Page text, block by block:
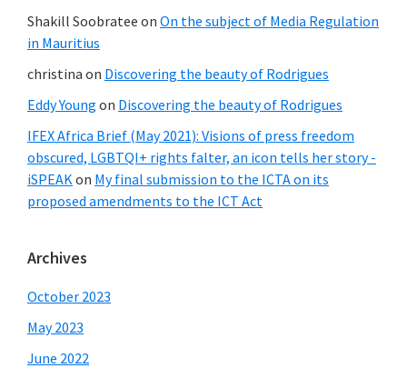
Shakill Soobratee on On the subject of Media Regulation
in Mauritius
christina on Discovering the beauty of Rodrigues
Eddy Young on Discovering the beauty of Rodrigues
IFEX Africa Brief (May 2021): Visions of press freedom
obscured, LGBTQI+ rights falter, an icon tells her story -
iSPEAK on My final submission to the ICTA on its
proposed amendments to the ICT Act
Archives
October 2023
May 2023
June 2022